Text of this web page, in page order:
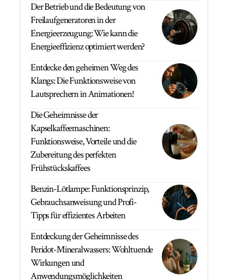
Der Betrieb und die Bedeutung von
Freilaufgeneratoren in der
Energieerzeugung: Wie kann die
Energieeffizienz optimiert werden?
Entdecke den geheimen Weg des
Klangs: Die Funktionsweise von
Lautsprechern in Animationen!
Die Geheimnisse der
Kapselkaffeemaschinen:
Funktionsweise, Vorteile und die
Zubereitung des perfekten
Frühstückskaffees
Benzin-Lötlampe: Funktionsprinzip,
Gebrauchsanweisung und Profi-
Tipps für effizientes Arbeiten
Entdeckung der Geheimnisse des
Peridot-Mineralwassers: Wohltuende
Wirkungen und
Anwendungsmöglichkeiten